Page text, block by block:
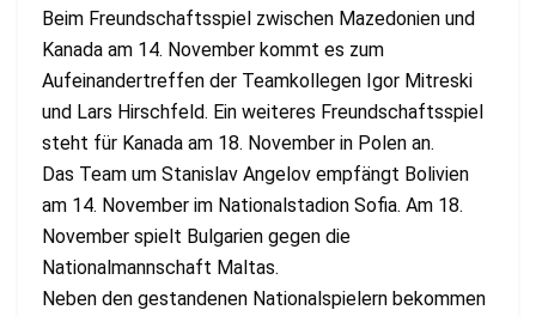
Beim Freundschaftsspiel zwischen Mazedonien und
Kanada am 14. November kommt es zum
Aufeinandertreffen der Teamkollegen Igor Mitreski
und Lars Hirschfeld. Ein weiteres Freundschaftsspiel
steht für Kanada am 18. November in Polen an.
Das Team um Stanislav Angelov empfängt Bolivien
am 14. November im Nationalstadion Sofia. Am 18.
November spielt Bulgarien gegen die
Nationalmannschaft Maltas.
Neben den gestandenen Nationalspielern bekommen